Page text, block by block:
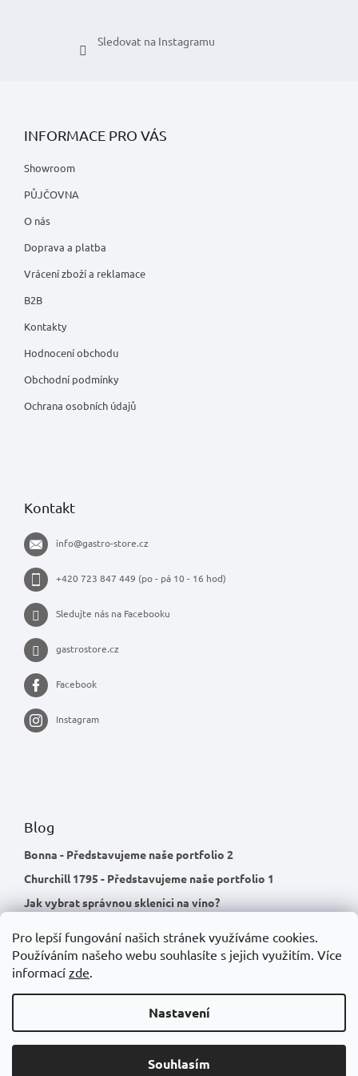
Pro lepší fungování našich stránek využíváme cookies.
Používáním našeho webu souhlasíte s jejich využitím. Více
informací zde.
Nastavení
Souhlasím
Sledovat na Instagramu
INFORMACE PRO VÁS
Showroom
PŮJČOVNA
O nás
Doprava a platba
Vrácení zboží a reklamace
B2B
Kontakty
Hodnocení obchodu
Obchodní podmínky
Ochrana osobních údajů
Kontakt
info@gastro-store.cz
+420 723 847 449 (po - pá 10 - 16 hod)
Sledujte nás na Facebooku
gastrostore.cz
Facebook
Instagram
Blog
Bonna - Představujeme naše portfolio 2
Churchill 1795 - Představujeme naše portfolio 1
Jak vybrat správnou sklenici na víno?